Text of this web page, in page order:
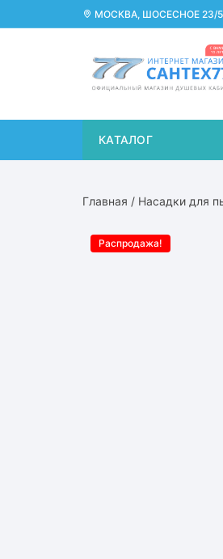
к
МОСКВА, ШОСЕСНОЕ 23/5
КАТАЛОГ
Главная / Насадки для
Распродажа!